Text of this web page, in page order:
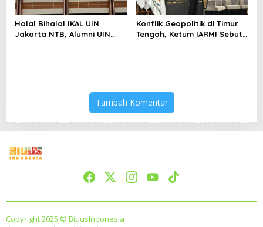
Halal Bihalal IKAL UIN
Jakarta NTB, Alumni UIN
Konflik Geopolitik di Timur
Tengah, Ketum IARMI Sebut
Tambah Komentar
Copyright 2025 © BiuusIndonesia